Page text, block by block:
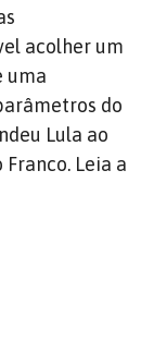
acolher um
uma
do
Lula ao
Leia a